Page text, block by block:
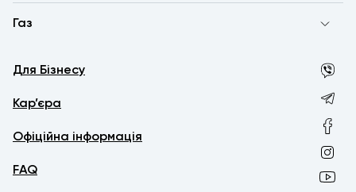
Газ
Для Бізнесу
Кар’єра
Офіційна інформація
FAQ